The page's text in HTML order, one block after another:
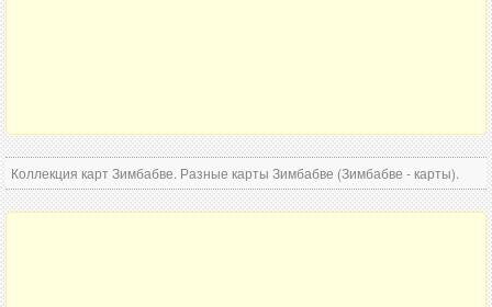
Коллекция карт Зимбабве. Разные карты Зимбабве (Зимбабве - карты).